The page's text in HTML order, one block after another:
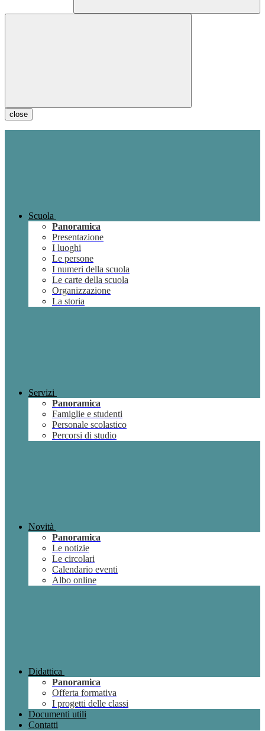
close
Scuola
Panoramica
Presentazione
I luoghi
Le persone
I numeri della scuola
Le carte della scuola
Organizzazione
La storia
Servizi
Panoramica
Famiglie e studenti
Personale scolastico
Percorsi di studio
Novità
Panoramica
Le notizie
Le circolari
Calendario eventi
Albo online
Didattica
Panoramica
Offerta formativa
I progetti delle classi
Documenti utili
Contatti